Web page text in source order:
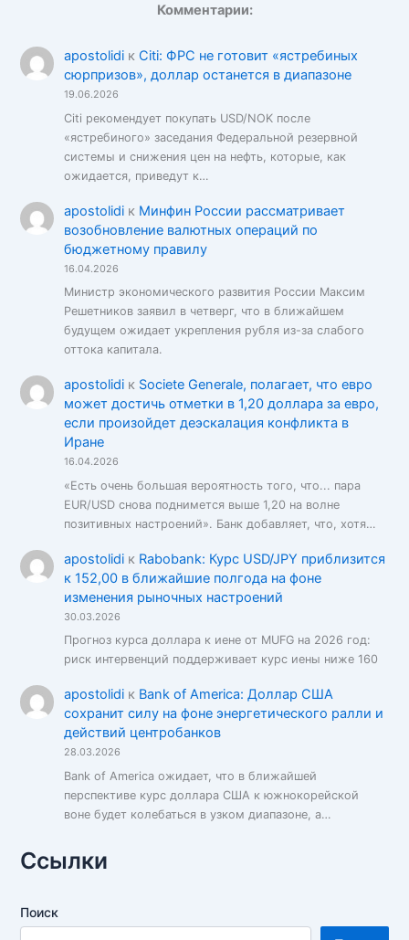
Комментарии:
apostolidiк Citi: ФРС не готовит «ястребиных
сюрпризов», доллар останется в диапазоне
19.06.2026
Citi рекомендует покупать USD/NOK после
«ястребиного» заседания Федеральной резервной
системы и снижения цен на нефть, которые, как
ожидается, приведут к…
apostolidiк Минфин России рассматривает
возобновление валютных операций по
бюджетному правилу
16.04.2026
Министр экономического развития России Максим
Решетников заявил в четверг, что в ближайшем
будущем ожидает укрепления рубля из-за слабого
оттока капитала.
apostolidiк Societe Generale, полагает, что евро
может достичь отметки в 1,20 доллара за евро,
если произойдет деэскалация конфликта в
Иране
16.04.2026
«Есть очень большая вероятность того, что... пара
EUR/USD снова поднимется выше 1,20 на волне
позитивных настроений». Банк добавляет, что, хотя…
apostolidiк Rabobank: Курс USD/JPY приблизится
к 152,00 в ближайшие полгода на фоне
изменения рыночных настроений
30.03.2026
Прогноз курса доллара к иене от MUFG на 2026 год:
риск интервенций поддерживает курс иены ниже 160
apostolidiк Bank of America: Доллар США
сохранит силу на фоне энергетического ралли и
действий центробанков
28.03.2026
Bank of America ожидает, что в ближайшей
перспективе курс доллара США к южнокорейской
воне будет колебаться в узком диапазоне, а…
Ссылки
Поиск